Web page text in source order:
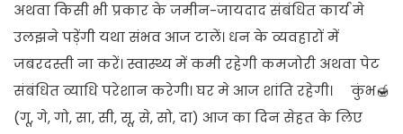
अथवा किसी भी प्रकार के जमीन-जायदाद संबंधित कार्य मे
उलझने पड़ेंगी यथा संभव आज टालें। धन के व्यवहारों में
जबरदस्ती ना करें। स्वास्थ्य में कमी रहेगी कमजोरी अथवा पेट
संबंधित व्याधि परेशान करेगी। घर मे आज शांति रहेगी। कुंभ🍯
(गू, गे, गो, सा, सी, सू, से, सो, दा) आज का दिन सेहत के लिए